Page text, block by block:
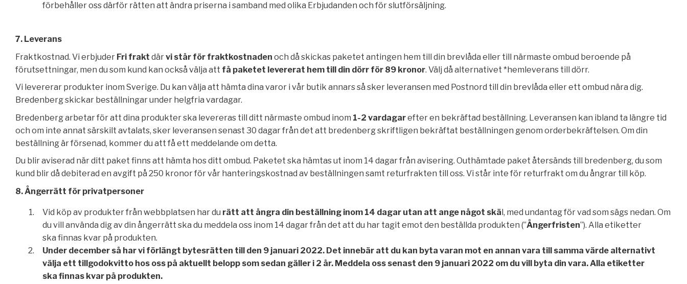
förbehåller oss därför rätten att ändra priserna i samband med olika Erbjudanden och för slutförsäljning.
7. Leverans
Fraktkostnad. Vi erbjuder Fri frakt därvi står för fraktkostnaden och då skickas paketet antingen hem till din brevlåda eller till närmaste ombud beroende på
förutsettningar, men du som kund kan också välja att få paketet levererat hem till din dörr för 89 kronor. Välj då alternativet *hemleverans till dörr.
Vi levererar produkter inom Sverige. Du kan välja att hämta dina varor i vår butik annars så sker leveransen med Postnord till din brevlåda eller ett ombud nära dig.
Bredenberg skickar beställningar under helgfria vardagar.
Bredenberg arbetar för att dina produkter ska levereras till ditt närmaste ombud inom 1-2 vardagarefter en bekräftad beställning. Leveransen kan ibland ta längre tid
och om inte annat särskilt avtalats, sker leveransen senast 30 dagar från det att bredenberg skriftligen bekräftat beställningen genom orderbekräftelsen. Om din
beställning är försenad, kommer du att få ett meddelande om detta.
Du blir aviserad när ditt paket finns att hämta hos ditt ombud. Paketet ska hämtas ut inom 14 dagar från avisering. Outhämtade paket återsänds till bredenberg, du som
kund blir då debiterad en avgift på 250 kronor för vår hanteringskostnad av beställningen samt returfrakten till oss. Vi står inte för returfrakt om du ångrar till köp.
8. Ångerrätt för privatpersoner
Vid köp av produkter från webbplatsen har du rätt att ångra din beställning inom 14 dagar utan att ange något skäl, med undantag för vad som sägs nedan. Om
du vill använda dig av din ångerrätt ska du meddela oss inom 14 dagar från det att du har tagit emot den beställda produkten (”Ångerfristen”). Alla etiketter
ska finnas kvar på produkten.
Under december så har vi förlängt bytesrätten till den 9 januari 2022. Det innebär att du kan byta varan mot en annan vara till samma värde alternativt
välja ett tillgodokvitto hos oss på aktuellt belopp som sedan gäller i 2 år. Meddela oss senast den 9 januari 2022 om du vill byta din vara. Alla etiketter
ska finnas kvar på produkten.